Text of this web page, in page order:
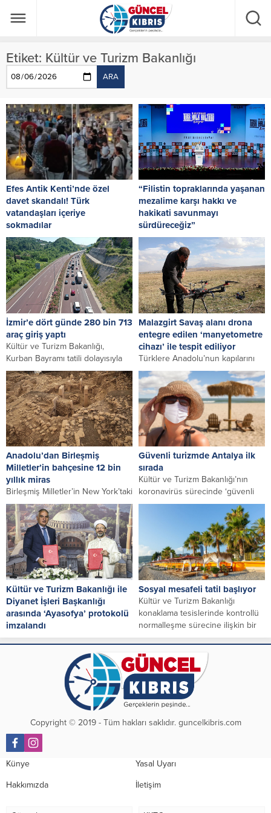
Etiket: Kültür ve Turizm Bakanlığı
ARA
Efes Antik Kenti’nde özel
davet skandalı! Türk
vatandaşları içeriye
sokmadılar
2024 yılı turizm sezonu
kapsamında müze ve ören
yerlerinin ziyaret saatleri Kültür
ve Turizm Bakanlığı...
“Filistin topraklarında yaşanan
mezalime karşı hakkı ve
hakikati savunmayı
sürdüreceğiz”
Emine Erdoğan, Osmanlı
döneminde üç dinin
mensuplarının barış içerisinde
yaşadığı Filistin topraklarında
bugün yaşanan mezalime...
İzmir’e dört günde 280 bin 713
araç giriş yaptı
Kültür ve Turizm Bakanlığı,
Kurban Bayramı tatili dolayısıyla
İzmir’e 280 bin 713 araç girdiğini,
deniz...
Malazgirt Savaş alanı drona
entegre edilen ‘manyetometre
cihazı’ ile tespit ediliyor
Türklere Anadolu’nun kapılarını
açan Malazgirt Savaşı alanının
noktasal tespiti için yürütülen
proje kapsamında bu yıl...
Anadolu’dan Birleşmiş
Milletler’in bahçesine 12 bin
yıllık miras
Birleşmiş Milletler’in New York’taki
yerleşkesi, Anadolu’nun 12 bin
yıllık mirası Göbeklitepe’deki
dikilitaşların replikasına kalıcı
olarak...
Güvenli turizmde Antalya ilk
sırada
Kültür ve Turizm Bakanlığı’nın
koronavirüs sürecinde ‘güvenli
tatil’ amacıyla başlattığı ve 50 oda
Kültür ve Turizm Bakanlığı ile
Diyanet İşleri Başkanlığı
arasında ‘Ayasofya’ protokolü
imzalandı
Kültür ve Turizm Bakanlığı ile
Ayasofya Camisi‘nde yürütülecek
koruma, geliştirme, tanıtım...
Sosyal mesafeli tatil başlıyor
Kültür ve Turizm Bakanlığı
konaklama tesislerinde kontrollü
normalleşme sürecine ilişkin bir
genelge yayımladı. Buna göre...
Copyright © 2019 - Tüm hakları saklıdır. guncelkibris.com
Künye Yasal Uyarı
Hakkımızda İletişim